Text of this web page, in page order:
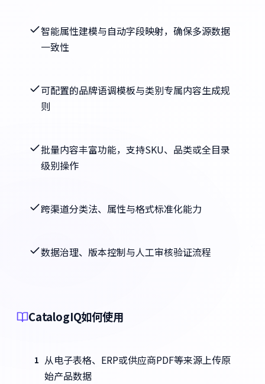
智能属性建模与自动字段映射，确保多源数据
一致性
可配置的品牌语调模板与类别专属内容生成规
则
批量内容丰富功能，支持SKU、品类或全目录
级别操作
跨渠道分类法、属性与格式标准化能力
数据治理、版本控制与人工审核验证流程
CatalogIQ如何使用
1 从电子表格、ERP或供应商PDF等来源上传原
始产品数据